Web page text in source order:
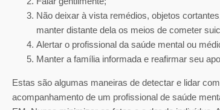
Não deixar à vista remédios, objetos
manter distante dela os meios de cometer
Alertar o profissional da saúde mental ou
Manter a família informada e reafirmar seu
Estas são algumas maneiras de detectar e lidar
acompanhamento de um profissional de saúde